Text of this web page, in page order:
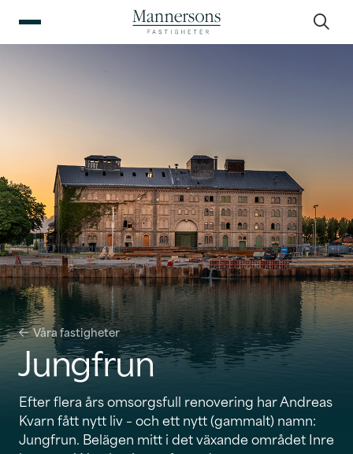
Våra fastigheter
Jungfrun
Efter flera års omsorgsfull renovering har Andreas
Kvarn fått nytt liv – och ett nytt (gammalt) namn:
Jungfrun. Belägen mitt i det växande området Inre